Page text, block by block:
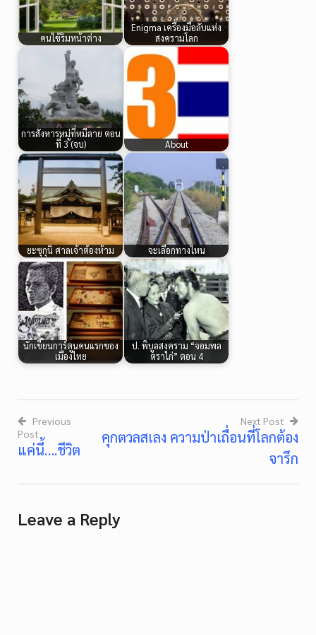
คนไข้ริมหน้าต่าง
Enigma เครื่องมือลับแห่ง
สงครามโลก
การสังหารหมู่ที่หมีลาย ตอน
ที่ 3 (จบ)
About
ยะซุกุนิ ศาลเจ้าต้องห้าม จะเลือกทางไหน
นักเขียนการ์ตูนคนแรกของ
เมืองไทย
ป. พิบูลสงคราม “จอมพล
ตราไก่” ตอน 4
Post
Previous
Post
แค่นี้….ชีวิต
Next Post
คุกตวลสเลง ความป่าเถื่อนที่โลกต้อง
จารึก
Leave a Reply